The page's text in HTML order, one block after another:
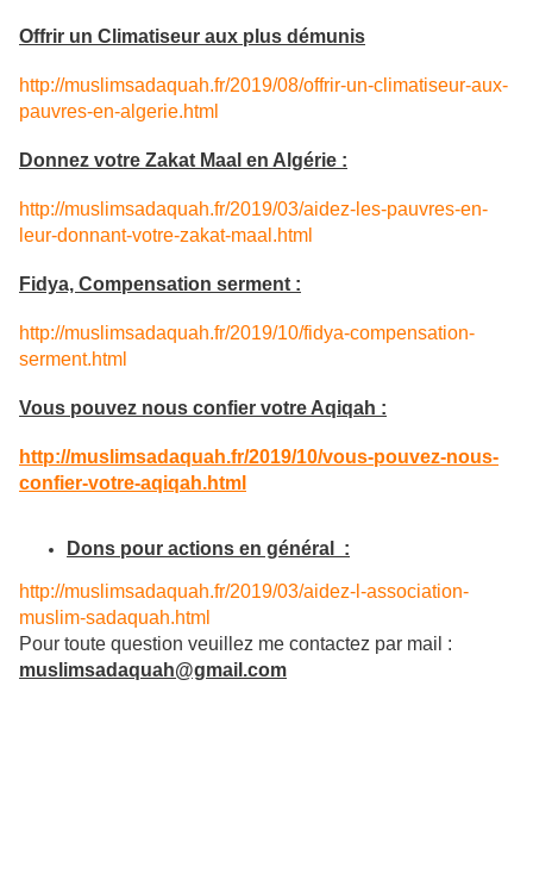
Offrir un Climatiseur aux plus démunis
http://muslimsadaquah.fr/2019/08/offrir-un-climatiseur-aux-
pauvres-en-algerie.html
Donnez votre Zakat Maal en Algérie :
http://muslimsadaquah.fr/2019/03/aidez-les-pauvres-en-
leur-donnant-votre-zakat-maal.html
Fidya, Compensation serment :
http://muslimsadaquah.fr/2019/10/fidya-compensation-
serment.html
Vous pouvez nous confier votre Aqiqah :
http://muslimsadaquah.fr/2019/10/vous-pouvez-nous-
confier-votre-aqiqah.html
Dons pour actions en général :
http://muslimsadaquah.fr/2019/03/aidez-l-association-
muslim-sadaquah.html
Pour toute question veuillez me contactez par mail :
muslimsadaquah@gmail.com